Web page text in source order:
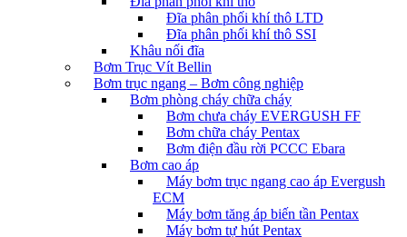
Đĩa phân phối khí thô LTD
Đĩa phân phối khí thô SSI
Khâu nối đĩa
Bơm Trục Vít Bellin
Bơm trục ngang – Bơm công nghiệp
Bơm phòng cháy chữa cháy
Bơm chưa cháy EVERGUSH FF
Bơm chữa cháy Pentax
Bơm điện đầu rời PCCC Ebara
Bơm cao áp
Máy bơm trục ngang cao áp Evergush
ECM
Máy bơm tăng áp biến tần Pentax
Máy bơm tự hút Pentax